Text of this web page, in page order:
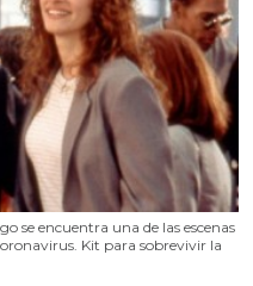
se encuentra una de las escenas
Kit para sobrevivir la